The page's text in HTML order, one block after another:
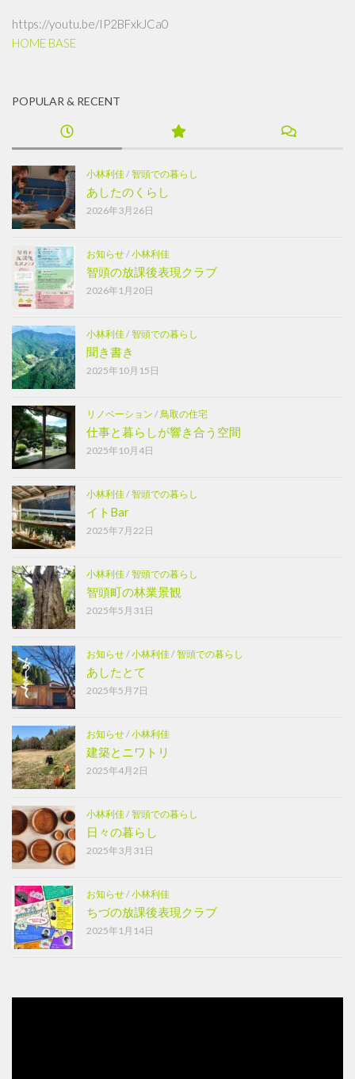
https://youtu.be/IP2BFxkJCa0
HOME BASE
POPULAR & RECENT
小林利佳/智頭での暮らし
あしたのくらし
2026年3月26日
お知らせ/小林利佳
智頭の放課後表現クラブ
2026年1月20日
小林利佳/智頭での暮らし
聞き書き
2025年10月15日
リノベーション / 鳥取の住宅
仕事と暮らしが響き合う空間
2025年10月4日
小林利佳/智頭での暮らし
イトBar
2025年7月22日
小林利佳/智頭での暮らし
智頭町の林業景観
2025年5月31日
お知らせ/小林利佳/智頭での暮らし
あしたとて
2025年5月7日
お知らせ/小林利佳
建築とニワトリ
2025年4月2日
小林利佳/智頭での暮らし
日々の暮らし
2025年3月31日
お知らせ/小林利佳
ちづの放課後表現クラブ
2025年1月14日